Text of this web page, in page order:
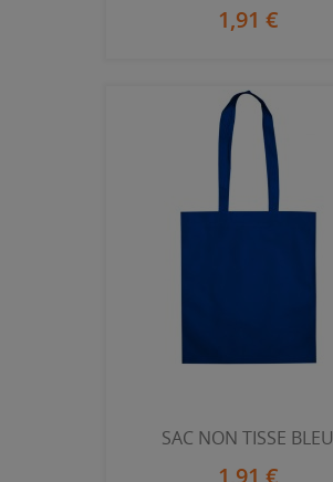
1,91 €
SAC NON TISSE BLEU
1,91 €